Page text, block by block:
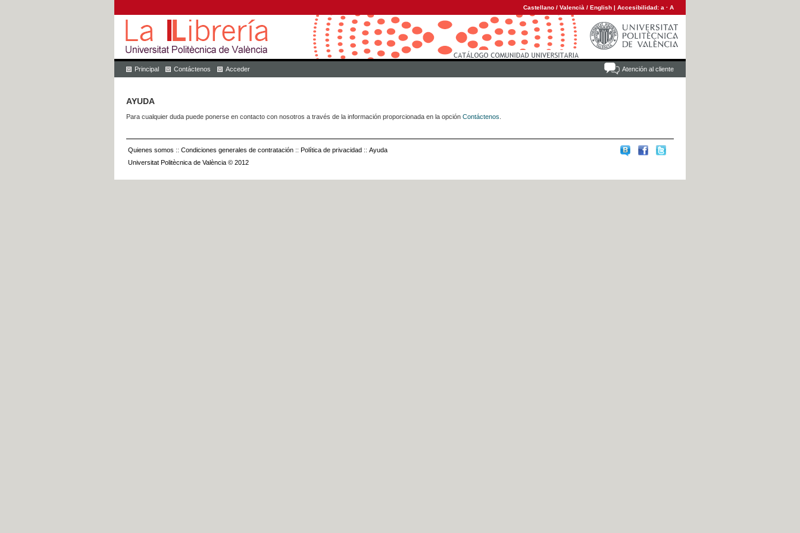
Castellano / Valencià / English | Accesibilidad: a · A
Atención al cliente
Principal Contáctenos Acceder
AYUDA
Para cualquier duda puede ponerse en contacto con nosotros a través de la información proporcionada en la opción Contáctenos
Quienes somos :: Condiciones generales de contratación :: Política de privacidad :: Ayuda
Universitat Politècnica de València © 2012